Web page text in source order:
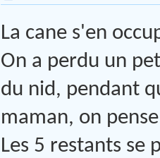
La cane s'en
On a perdu un
du nid, pendant
maman, on
Les 5 restants se